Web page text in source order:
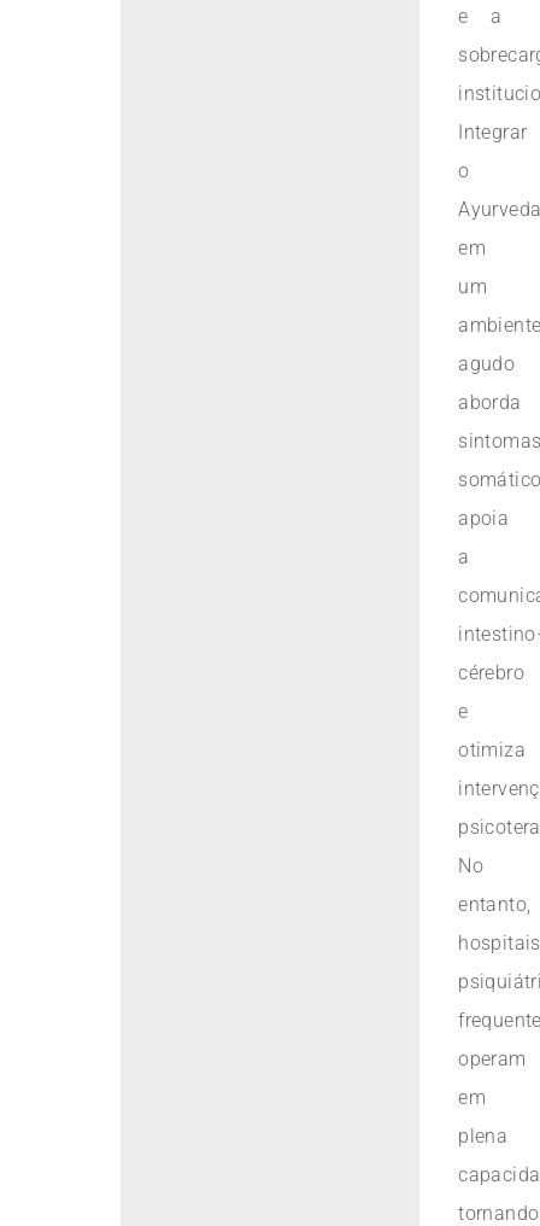
e a
Integrar
o
em
um
agudo
aborda
apoia
a
cérebro
e
otimiza
No
entanto,
hospitais
operam
em
plena
tornando